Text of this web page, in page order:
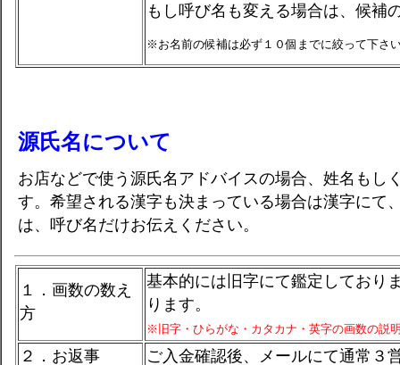
もし呼び名も変える場合は、候補
※お名前の候補は必ず１０個までに絞って下さ
源氏名について
お店などで使う源氏名アドバイスの場合、姓名もし
す。希望される漢字も決まっている場合は漢字にて
は、呼び名だけお伝えください。
１．画数の数え
方
基本的には旧字にて鑑定しており
ります。
※旧字・ひらがな・カタカナ・英字の画数の説
２．お返事 ご入金確認後、メールにて通常３